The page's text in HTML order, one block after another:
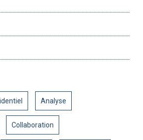
Analyse
Collaboration